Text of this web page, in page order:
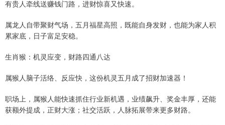
有贵人牵线送赚钱门路，进财惊喜又快速。
属龙人自带聚财气场，五月福星高照，既能自身发财，也能为家人积
累家底，日子富足安稳。
生肖猴：机灵应变，财路四通八达
属猴人脑子活络、反应快，这份机灵五月成了招财加速器！
职场上，属猴人能快速抓住行业新机遇，业绩飙升、奖金丰厚，还能
获额外提成，正财大涨；社交活跃，人脉拓展带来更多财路。